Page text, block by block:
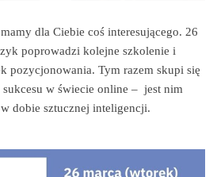
dla Ciebie coś interesującego. 26
poprowadzi kolejne szkolenie i
pozycjonowania. Tym razem skupi się
w świecie online – jest nim
dobie sztucznej inteligencji.